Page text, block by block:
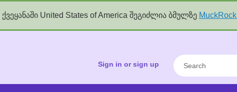
United States of America შეგიძლია ბმულზე
Search
Sign in or sign up